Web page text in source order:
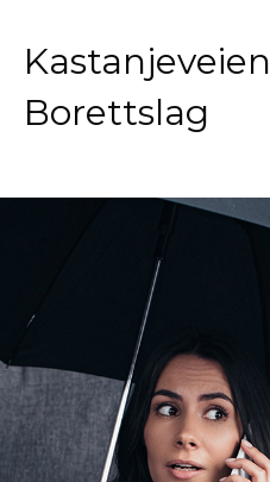
Kastanjeveien
Borettslag